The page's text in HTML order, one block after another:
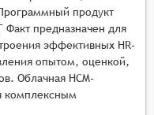
и обсуждения
и других
позволяющая
отзывы о продукте или
и получать ответы.
продукт
Факт предназначен для
эффективных HR-
опытом, оценкой,
Облачная HCM-
комплексным